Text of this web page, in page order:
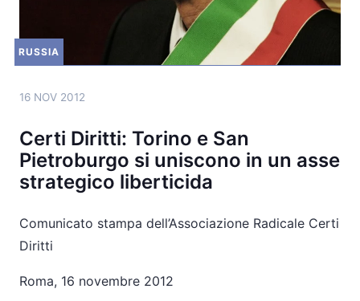
RUSSIA
16 NOV 2012
Certi Diritti: Torino e San
Pietroburgo si uniscono in un asse
strategico liberticida
Comunicato stampa dell’Associazione Radicale Certi
Diritti
Roma, 16 novembre 2012